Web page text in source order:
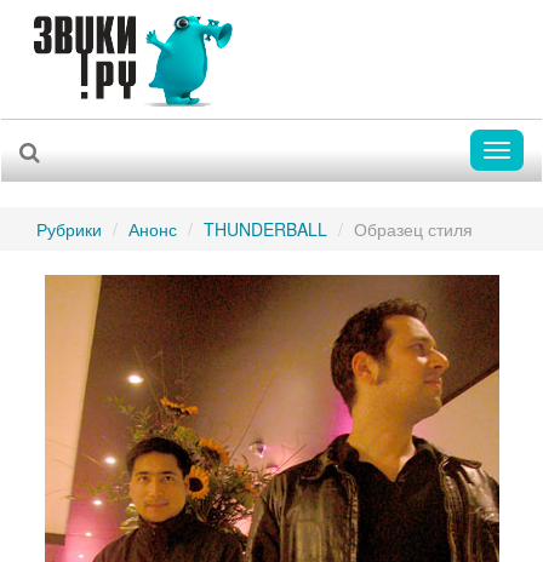
Рубрики Анонс THUNDERBALL Образец стиля